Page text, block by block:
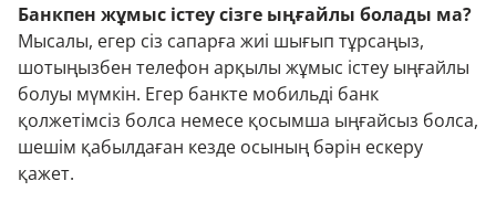
Банкпен жұмыс істеу сізге ыңғайлы болады ма?
Мысалы, егер сіз сапарға жиі шығып тұрсаңыз,
шотыңызбен телефон арқылы жұмыс істеу ыңғайлы
болуы мүмкін. Егер банкте мобильді банк
қолжетімсіз болса немесе қосымша ыңғайсыз болса,
шешім қабылдаған кезде осының бәрін ескеру
қажет.